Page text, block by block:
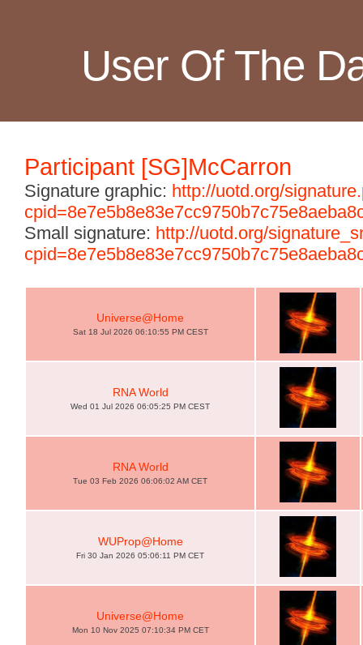
User Of The
Participant [SG]McCarron
Signature graphic: http://uotd.org/
Small signature: http://uotd.org/
Universe@Home
Sat 18 Jul 2026 06:10:55 PM CEST
RNA World
Wed 01 Jul 2026 06:05:25 PM CEST
RNA World
Tue 03 Feb 2026 06:06:02 AM CET
WUProp@Home
Fri 30 Jan 2026 05:06:11 PM CET
Universe@Home
Mon 10 Nov 2025 07:10:34 PM CET